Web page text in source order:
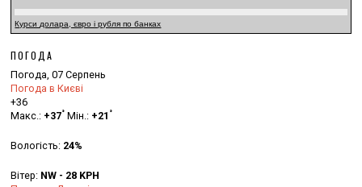
Курси долара, євро і рубля по банках
ПОГОДА
Погода, 07 Серпень
Погода в Києві
+36
Макс.: +37° Мін.: +21 °
Вологість: 24%
Вітер: NW - 28 KPH